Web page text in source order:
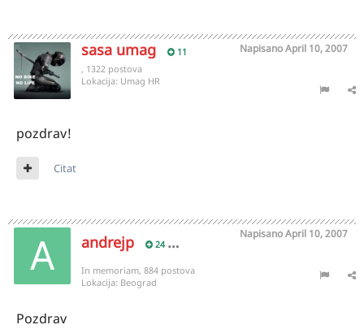
sasa umag 11 NapisanoApril 10, 2007
, 1322 postova
Lokacija: Umag HR
pozdrav!
Citat
andrejp 24
NapisanoApril 10, 2007
In memoriam, 884 postova
Lokacija: Beograd
Pozdrav